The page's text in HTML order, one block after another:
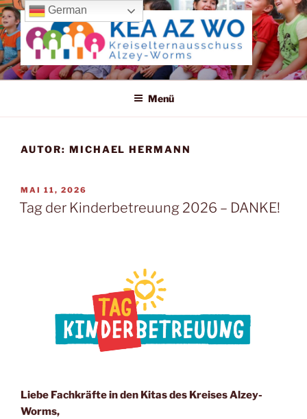
Zum
Inhalt
springen
KREISELTERNAUSSCHUSS
ALZEY-WORMS
Menü
AUTOR: MICHAEL HERMANN
VERÖFFENTLICHT
AM
MAI 11, 2026
Tag der Kinderbetreuung 2026 – DANKE!
Liebe Fachkräfte in den Kitas des Kreises Alzey-
Worms,
German